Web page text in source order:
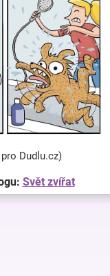
Dudlu.cz)
Svět zvířat